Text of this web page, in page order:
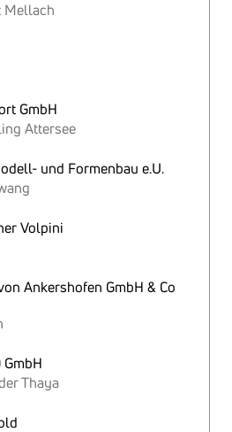
Mellach
GmbH
Attersee
und Formenbau e.U.
Volpini
Ankershofen GmbH & Co
Thaya